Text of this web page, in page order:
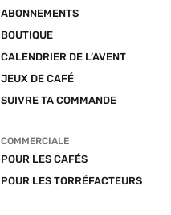
ABONNEMENTS
BOUTIQUE
CALENDRIER DE L’AVENT
JEUX DE CAFÉ
SUIVRE TA COMMANDE
COMMERCIALE
POUR LES CAFÉS
POUR LES TORRÉFACTEURS